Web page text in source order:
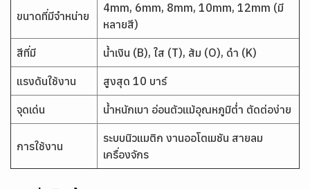
ขนาดที่มีจำหน่าย
4mm, 6mm, 8mm, 10mm, 12mm (มี
หลายสี)
สีที่มี น้ำเงิน (B), ใส (T), ส้ม (O), ดำ (K)
แรงดันใช้งาน สูงสุด 10 บาร์
จุดเด่น น้ำหนักเบา อ่อนตัวแม้อุณหภูมิต่ำ ตัดต่อง่าย
การใช้งาน
ระบบนิวแมติก งานออโตเมชัน สายลม
เครื่องจักร